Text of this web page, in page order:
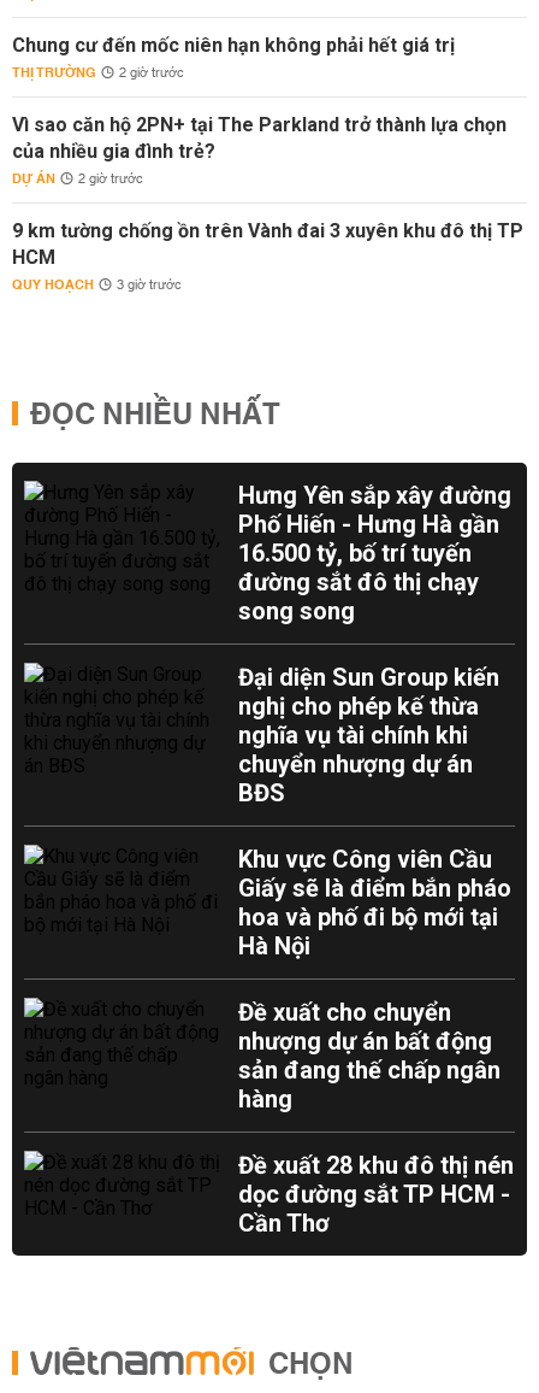
Chung cư đến mốc niên hạn không phải hết giá trị
THỊ TRƯỜNG 2 giờ trước
Vì sao căn hộ 2PN+ tại The Parkland trở thành lựa chọn
của nhiều gia đình trẻ?
DỰ ÁN 2 giờ trước
9 km tường chống ồn trên Vành đai 3 xuyên khu đô thị TP
HCM
QUY HOẠCH 3 giờ trước
ĐỌC NHIỀU NHẤT
Hưng Yên sắp xây đường
Phố Hiến - Hưng Hà gần
16.500 tỷ, bố trí tuyến
đường sắt đô thị chạy
song song
Đại diện Sun Group kiến
nghị cho phép kế thừa
nghĩa vụ tài chính khi
chuyển nhượng dự án
BĐS
Khu vực Công viên Cầu
Giấy sẽ là điểm bắn pháo
hoa và phố đi bộ mới tại
Hà Nội
Đề xuất cho chuyển
nhượng dự án bất động
sản đang thế chấp ngân
hàng
Đề xuất 28 khu đô thị nén
dọc đường sắt TP HCM -
Cần Thơ
CHỌN